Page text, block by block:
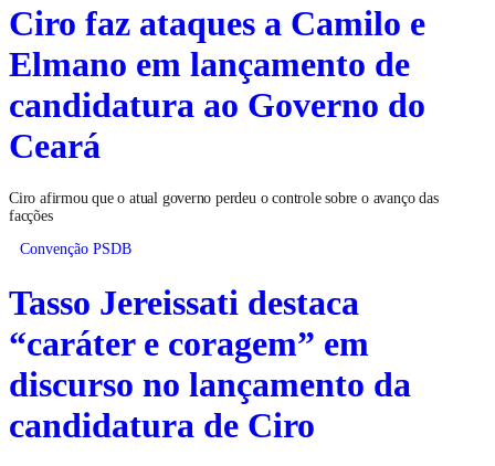
Ciro faz ataques a Camilo e
Elmano em lançamento de
candidatura ao Governo do
Ceará
Ciro afirmou que o atual governo perdeu o controle sobre o avanço das
facções
Convenção PSDB
Tasso Jereissati destaca
“caráter e coragem” em
discurso no lançamento da
candidatura de Ciro